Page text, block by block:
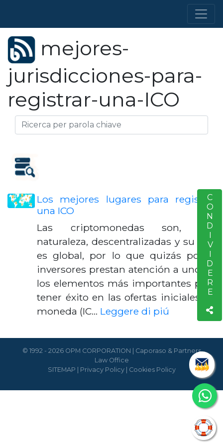
mejores-
jurisdicciones-para-
registrar-una-ICO
Los mejores lugares para registrar
una ICO
Las criptomonedas son, por
naturaleza, descentralizadas y su uso
es global, por lo que quizás pocos
inversores prestan atención a uno de
los elementos más importantes para
tener éxito en las ofertas iniciales de
moneda (IC… Leggere di piú
CONDIVIDERE
© 1992 - 2026 OPM CORPORATION | Caporaso & Partners
Law Office
SITEMAP
Privacy Policy| Cookies Policy